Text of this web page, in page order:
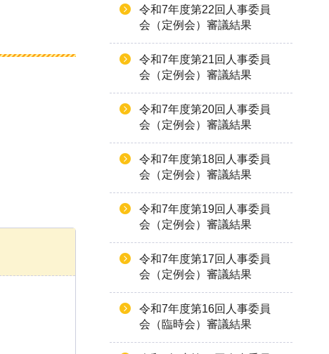
令和7年度第22回人事委員
会（定例会）審議結果
令和7年度第21回人事委員
会（定例会）審議結果
令和7年度第20回人事委員
会（定例会）審議結果
令和7年度第18回人事委員
会（定例会）審議結果
令和7年度第19回人事委員
会（定例会）審議結果
令和7年度第17回人事委員
会（定例会）審議結果
令和7年度第16回人事委員
会（臨時会）審議結果